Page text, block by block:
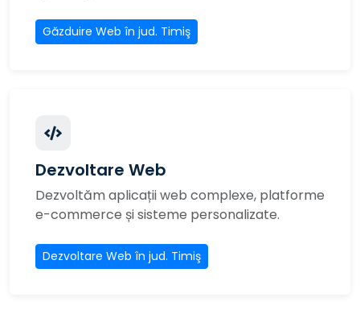
Găzduire Web în jud. Timiş
Dezvoltare Web
Dezvoltăm aplicații web complexe, platforme
e-commerce și sisteme personalizate.
Dezvoltare Web în jud. Timiş